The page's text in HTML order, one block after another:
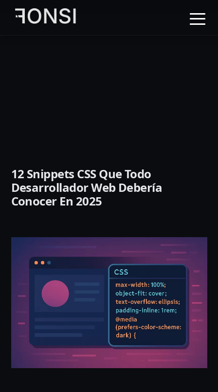
contenido
12 Snippets CSS Que Todo
Desarrollador Web Debería
Conocer En 2025